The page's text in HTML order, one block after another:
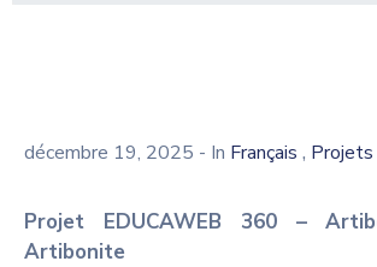
décembre 19, 2025 - In Français , Projets
Projet EDUCAWEB 360 –
Artibonite